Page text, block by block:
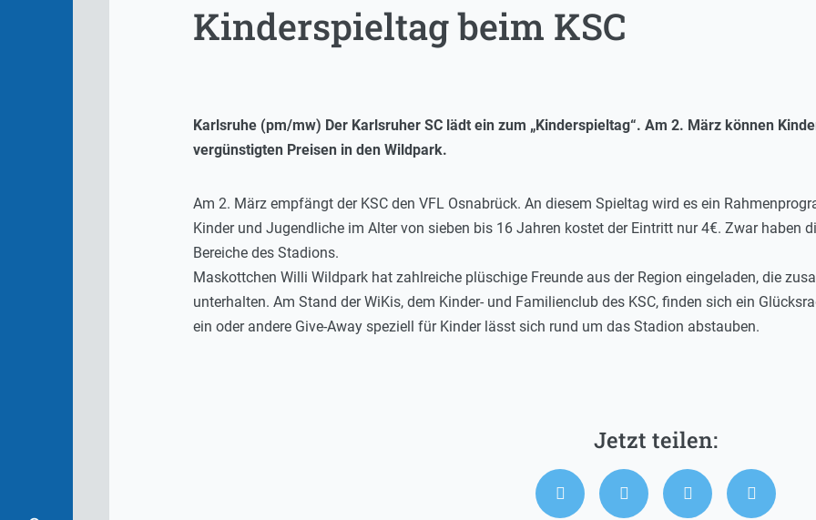
Kinderspieltag beim KSC
Karlsruhe (pm/mw) Der Karlsruher SC lädt ein zum „Kinderspieltag“. Am 2. März können
vergünstigten Preisen in den Wildpark.
Am 2. März empfängt der KSC den VFL Osnabrück. An diesem Spieltag wird es ein
Kinder und Jugendliche im Alter von sieben bis 16 Jahren kostet der Eintritt nur 4€. Zwar haben
Bereiche des Stadions.
Maskottchen Willi Wildpark hat zahlreiche plüschige Freunde aus der Region eingeladen, die
unterhalten. Am Stand der WiKis, dem Kinder- und Familienclub des KSC, finden sich ein
ein oder andere Give-Away speziell für Kinder lässt sich rund um das Stadion abstauben.